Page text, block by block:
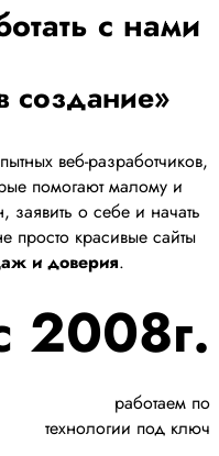
с нами
создание»
веб-разработчиков,
помогают малому и
о себе и начать
просто красивые сайты
и доверия.
2008г.
работаем по
технологии под ключ